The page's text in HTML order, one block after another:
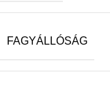
FAGYÁLLÓSÁG